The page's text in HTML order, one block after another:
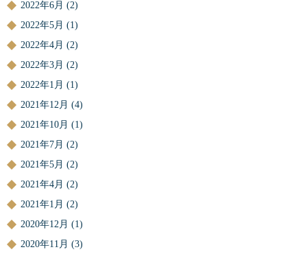
2022年6月 (2)
2022年5月 (1)
2022年4月 (2)
2022年3月 (2)
2022年1月 (1)
2021年12月 (4)
2021年10月 (1)
2021年7月 (2)
2021年5月 (2)
2021年4月 (2)
2021年1月 (2)
2020年12月 (1)
2020年11月 (3)